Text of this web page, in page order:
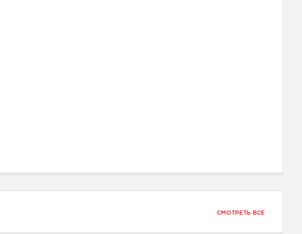
СМОТРЕТЬ ВСЕ